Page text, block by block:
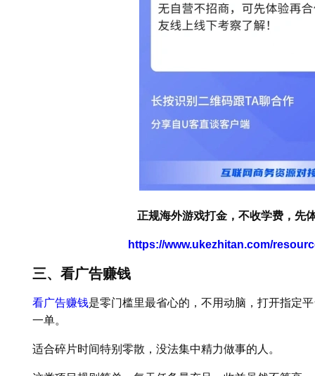
正规海外游戏打金，不收学费，先
https://www.ukezhitan.com/
三、看广告赚钱
看广告赚钱是零门槛里最省心的，不用动脑，打开指定
一单。
适合碎片时间特别零散，没法集中精力做事的人。